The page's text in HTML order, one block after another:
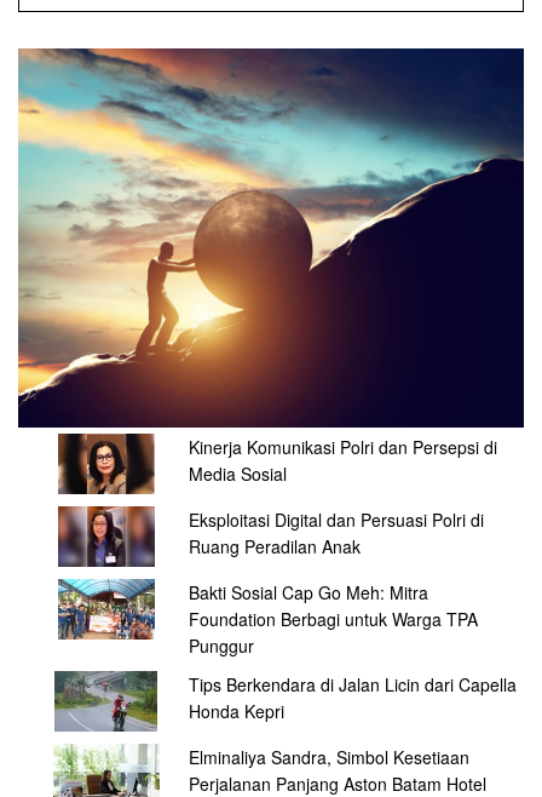
Kinerja Komunikasi Polri dan Persepsi di
Media Sosial
Eksploitasi Digital dan Persuasi Polri di
Ruang Peradilan Anak
Bakti Sosial Cap Go Meh: Mitra
Foundation Berbagi untuk Warga TPA
Punggur
Tips Berkendara di Jalan Licin dari Capella
Honda Kepri
Elminaliya Sandra, Simbol Kesetiaan
Perjalanan Panjang Aston Batam Hotel